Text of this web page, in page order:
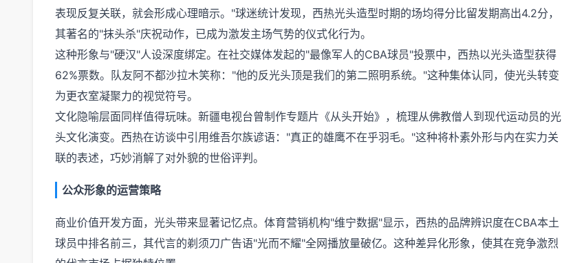
表现反复关联，就会形成心理暗示。"球迷统计发现，西热光头造型时期的场均得分比留发期高出4.2分，
其著名的"抹头杀"庆祝动作，已成为激发主场气势的仪式化行为。
这种形象与"硬汉"人设深度绑定。在社交媒体发起的"最像军人的CBA球员"投票中，西热以光头造型获得
62%票数。队友阿不都沙拉木笑称："他的反光头顶是我们的第二照明系统。"这种集体认同，使光头转变
为更衣室凝聚力的视觉符号。
文化隐喻层面同样值得玩味。新疆电视台曾制作专题片《从头开始》，梳理从佛教僧人到现代运动员的光
头文化演变。西热在访谈中引用维吾尔族谚语："真正的雄鹰不在乎羽毛。"这种将朴素外形与内在实力关
联的表述，巧妙消解了对外貌的世俗评判。
公众形象的运营策略
商业价值开发方面，光头带来显著记忆点。体育营销机构"维宁数据"显示，西热的品牌辨识度在CBA本土
球员中排名前三，其代言的剃须刀广告语"光而不耀"全网播放量破亿。这种差异化形象，使其在竞争激烈